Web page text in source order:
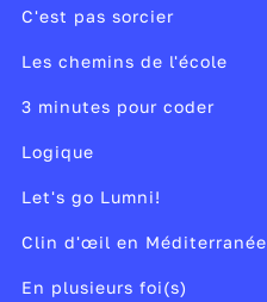
C'est pas sorcier
Les chemins de l'école
3 minutes pour coder
Logique
Let's go Lumni!
Clin d'œil en Méditerranée
En plusieurs foi(s)